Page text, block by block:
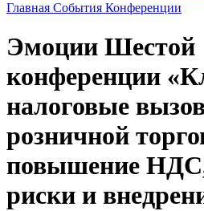
Главная События Конференции
Эмоции Шестой
конференции
налоговые
розничной
повышение
риски и